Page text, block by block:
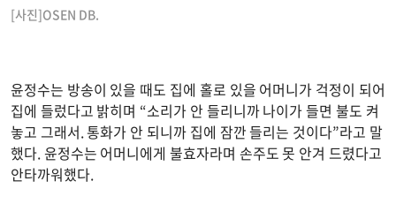
[사진]OSEN DB.
윤정수는 방송이 있을 때도 집에 홀로 있을 어머니가 걱정이 되어
집에 들렀다고 밝히며 “소리가 안 들리니까 나이가 들면 불도 켜
놓고 그래서. 통화가 안 되니까 집에 잠깐 들리는 것이다”라고 말
했다. 윤정수는 어머니에게 불효자라며 손주도 못 안겨 드렸다고
안타까워했다.